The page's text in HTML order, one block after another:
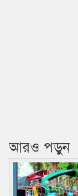
আরও পড়ুন